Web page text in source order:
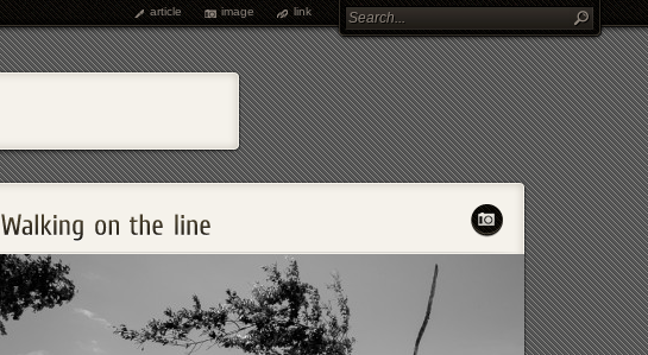
article image link